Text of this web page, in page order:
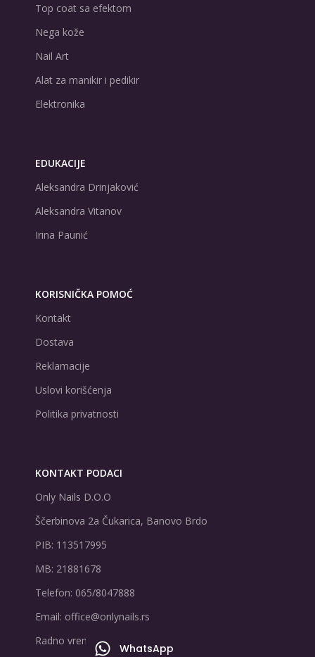
Top coat sa efektom
Nega kože
Nail Art
Alat za manikir i pedikir
Elektronika
EDUKACIJE
Aleksandra Drinjaković
Aleksandra Vitanov
Irina Paunić
KORISNIČKA POMOĆ
Kontakt
Dostava
Reklamacije
Uslovi korišćenja
Politika privatnosti
KONTAKT PODACI
Only Nails D.O.O
Ščerbinova 2a Čukarica, Banovo Brdo
PIB: 113517995
MB: 21881678
Telefon: 065/8047888
Email: office@onlynails.rs
Radno vreme: PON-PET | 9-17h
WhatsApp